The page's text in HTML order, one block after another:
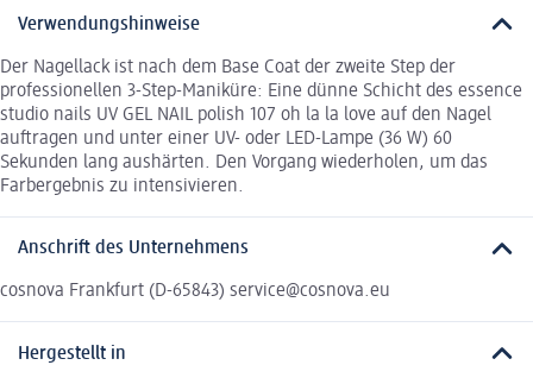
Verwendungshinweise
Der Nagellack ist nach dem Base Coat der zweite Step der
professionellen 3-Step-Maniküre: Eine dünne Schicht des essence
studio nails UV GEL NAIL polish 107 oh la la love auf den Nagel
auftragen und unter einer UV- oder LED-Lampe (36 W) 60
Sekunden lang aushärten. Den Vorgang wiederholen, um das
Farbergebnis zu intensivieren.
Anschrift des Unternehmens
cosnova Frankfurt (D-65843) service@cosnova.eu
Hergestellt in